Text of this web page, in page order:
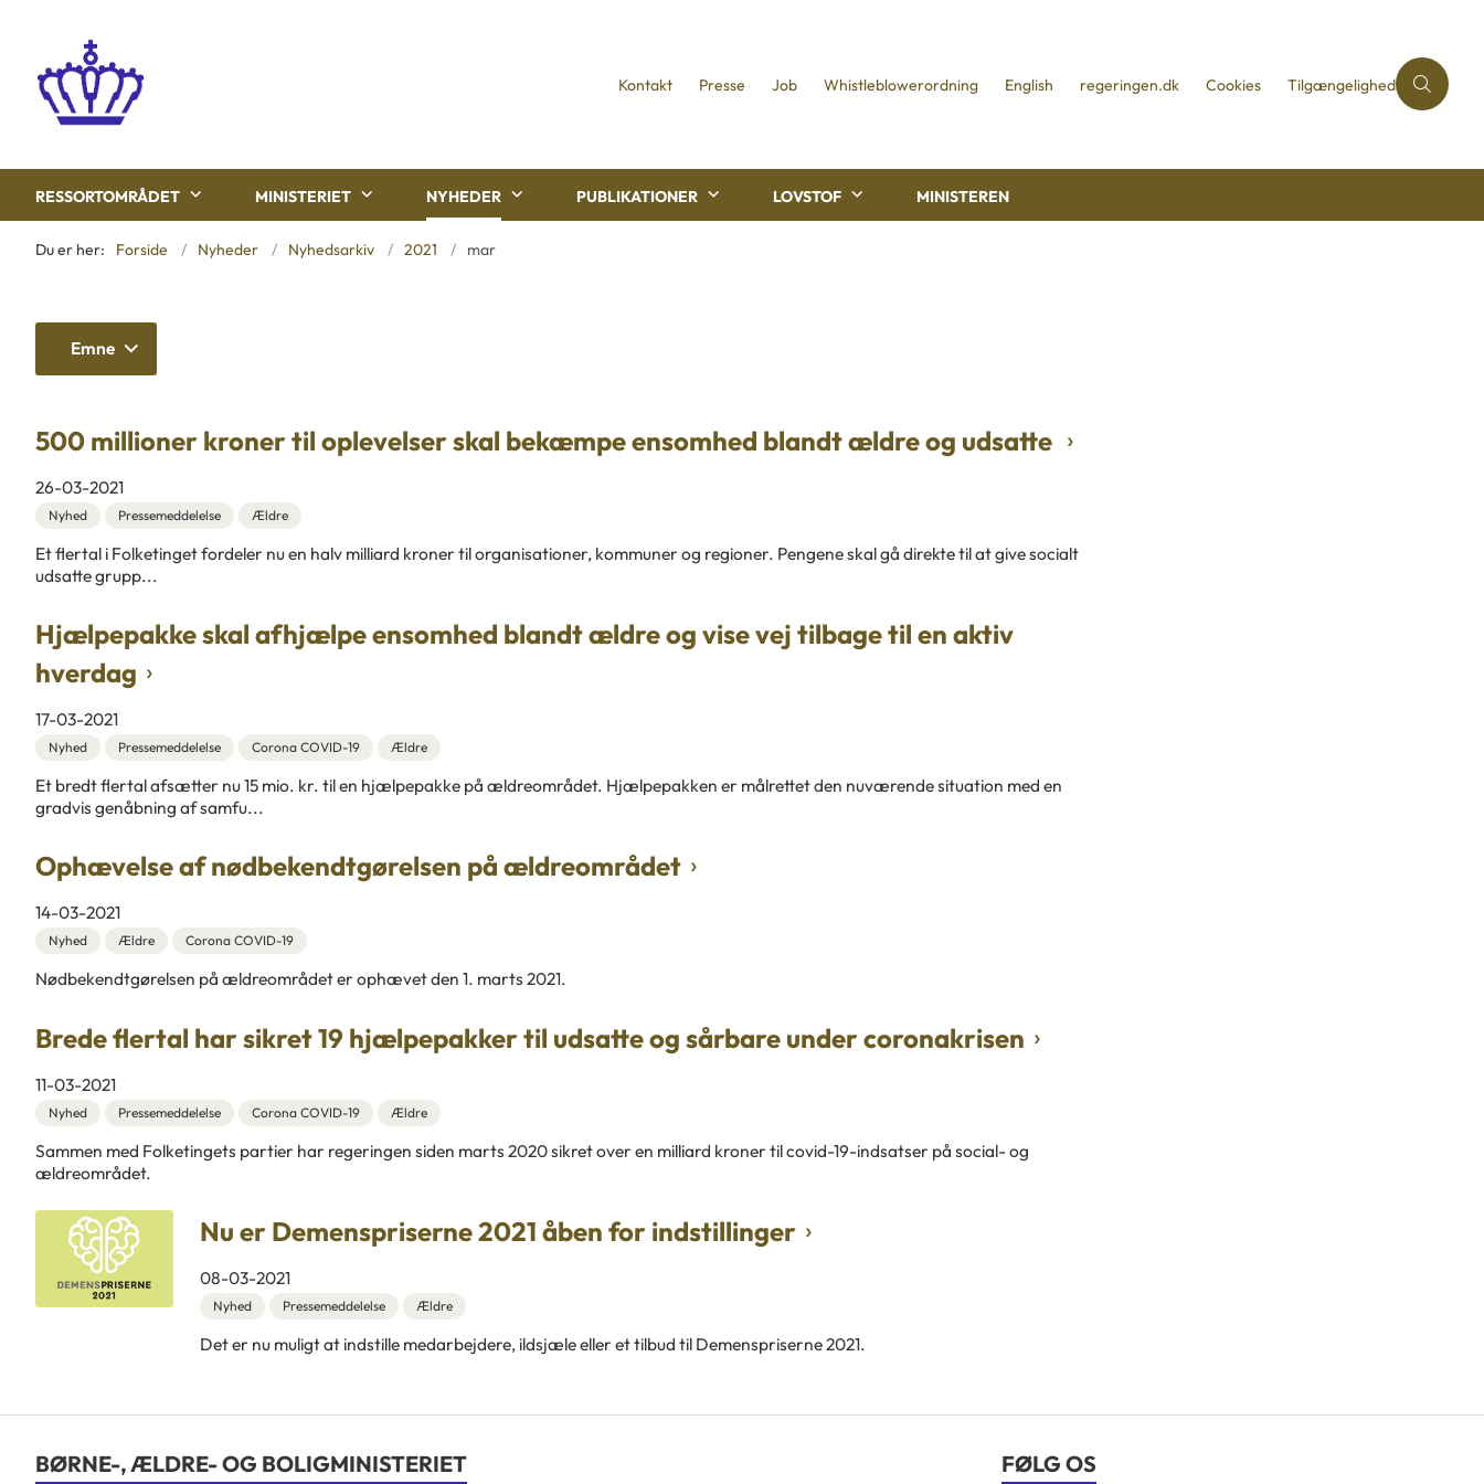
Kontakt Presse Job Whistleblowerordning English regeringen.dk Cookies Tilgængelighed
RESSORTOMRÅDET MINISTERIET NYHEDER PUBLIKATIONER LOVSTOF MINISTEREN
Du er her: Forside Nyheder Nyhedsarkiv 2021 mar
Emne
500 millioner kroner til oplevelser skal bekæmpe ensomhed blandt ældre og udsatte
26-03-2021
Nyhed Pressemeddelelse Ældre
Et flertal i Folketinget fordeler nu en halv milliard kroner til organisationer, kommuner og regioner. Pengene skal gå direkte til at give socialt
udsatte grupp...
Hjælpepakke skal afhjælpe ensomhed blandt ældre og vise vej tilbage til en aktiv
hverdag
17-03-2021
Nyhed Pressemeddelelse Corona COVID-19 Ældre
Et bredt flertal afsætter nu 15 mio. kr. til en hjælpepakke på ældreområdet. Hjælpepakken er målrettet den nuværende situation med en
gradvis genåbning af samfu...
Ophævelse af nødbekendtgørelsen på ældreområdet
14-03-2021
Nyhed Ældre Corona COVID-19
Nødbekendtgørelsen på ældreområdet er ophævet den 1. marts 2021.
Brede flertal har sikret 19 hjælpepakker til udsatte og sårbare under coronakrisen
11-03-2021
Nyhed Pressemeddelelse Corona COVID-19 Ældre
Sammen med Folketingets partier har regeringen siden marts 2020 sikret over en milliard kroner til covid-19-indsatser på social- og
ældreområdet.
Nu er Demenspriserne 2021 åben for indstillinger
08-03-2021
Nyhed Pressemeddelelse Ældre
Det er nu muligt at indstille medarbejdere, ildsjæle eller et tilbud til Demenspriserne 2021.
BØRNE-, ÆLDRE- OG BOLIGMINISTERIET FØLG OS